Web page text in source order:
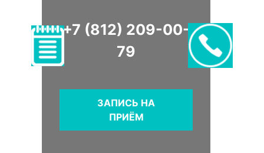
+7 (812) 209-00-
79
ЗАПИСЬ НА
ПРИЁМ